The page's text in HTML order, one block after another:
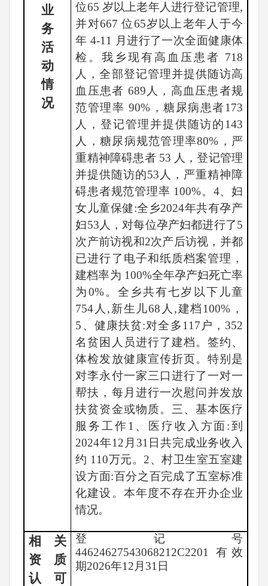
业
务
活
动
情
况
位65 岁以上老年人进行登记管理,
并对667 位65岁以上老年人于今
年 4-11 月进行了一次全面健康体
检。我乡现有高血压患者 718
人，全部登记管理并提供随访高
血压患者 689人，高血压患者规
范管理率 90%，糖尿病患者173
人，登记管理并提供随访的143
人，糖尿病规范管理率80%，严
重精神障碍患者 53 人，登记管理
并提供随访的53人，严重精神障
碍患者规范管理率 100%。4、妇
女儿童保健:全乡2024年共有孕产
妇53人，对每位孕产妇都进行了5
次产前访视和2次产后访视，并都
已进行了电子和纸质档案管理，
建档率为 100%全年孕产妇死亡率
为0%。全乡共有七岁以下儿童
754人,新生儿68人,建档100%，
5、健康扶贫:对全多117户，352
名贫困人员进行了建档。签约、
体检发放健康宣传折页。特别是
对李永付一家三口进行了一对一
帮扶，每月进行一次慰问并发放
扶贫资金或物质。三、基本医疗
服务工作1、医疗收入方面:到
2024年12月31日共完成业务收入
约 110万元。2、村卫生室五室建
设方面:百分之百完成了五室标准
化建设。本年度不存在开办企业
情况。
相关
资质
认可
登记号
44624627543068212C2201 有效
期2026年12月31日